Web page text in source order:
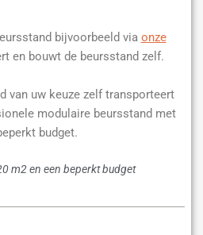
bijvoorbeeld via onze
en bouwt de beursstand zelf.
van uw keuze zelf transporteert
modulaire beursstand met
budget.
m2 en een beperkt budget